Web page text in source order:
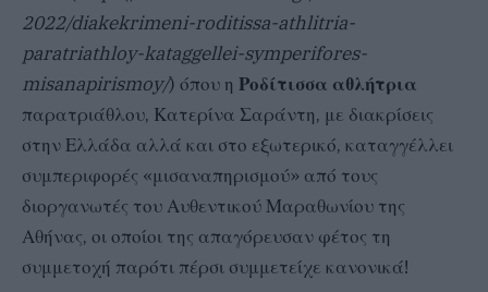
2022/diakekrimeni-roditissa-athlitria-
paratriathloy-kataggellei-symperifores-
misanapirismoy/) όπου η Ροδίτισσα αθλήτρια
παρατριάθλου, Κατερίνα Σαράντη, με διακρίσεις
στην Ελλάδα αλλά και στο εξωτερικό, καταγγέλλει
συμπεριφορές «μισαναπηρισμού» από τους
διοργανωτές του Αυθεντικού Μαραθωνίου της
Αθήνας, οι οποίοι της απαγόρευσαν φέτος τη
συμμετοχή παρότι πέρσι συμμετείχε κανονικά!